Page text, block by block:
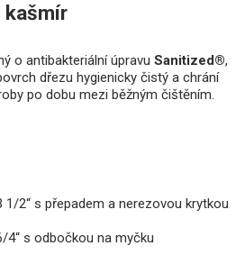
kašmír
o antibakteriální úpravu Sanitized®,
dřezu hygienicky čistý a chrání
po dobu mezi běžným čištěním.
1/2“ s přepadem a nerezovou krytkou
s odbočkou na myčku